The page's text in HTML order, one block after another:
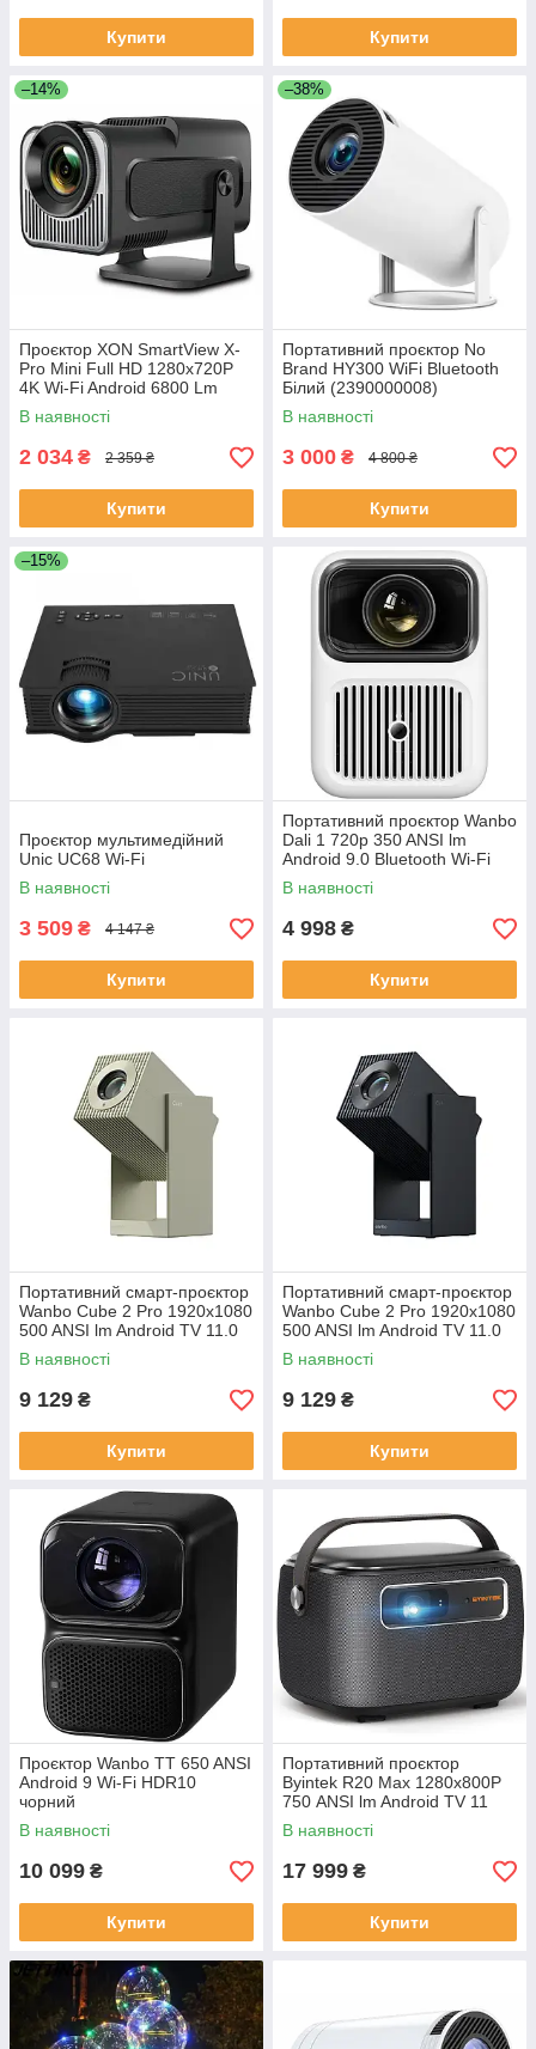
Купити Купити
–14%
Проєктор XON SmartView X-
Pro Mini Full HD 1280х720Р
4K Wi-Fi Android 6800 Lm
Чорний (XVPU1207AB 3565)
В наявності
2 034 ₴ 2 359 ₴
Купити
–38%
Портативний проєктор No
Brand HY300 WiFi Bluetooth
Білий (2390000008)
В наявності
3 000 ₴ 4 800 ₴
Купити
–15%
Проєктор мультимедійний
Unic UC68 Wi-Fi
В наявності
3 509 ₴ 4 147 ₴
Купити
Портативний проєктор Wanbo
Dali 1 720p 350 ANSI lm
Android 9.0 Bluetooth Wi-Fi
White (2080)
В наявності
4 998 ₴
Купити
Портативний смарт-проєктор
Wanbo Cube 2 Pro 1920x1080
500 ANSI lm Android TV 11.0
Wi-Fi Bluetooth Зелений
(2307)
В наявності
9 129 ₴
Купити
Портативний смарт-проєктор
Wanbo Cube 2 Pro 1920x1080
500 ANSI lm Android TV 11.0
Wi-Fi Bluetooth Темно-синій
(002308)
В наявності
9 129 ₴
Купити
Проєктор Wanbo TT 650 ANSI
Android 9 Wi-Fi HDR10
чорний
В наявності
10 099 ₴
Купити
Портативний проєктор
Byintek R20 Max 1280x800Р
750 ANSI lm Android TV 11
Wi-Fi Bluetooth 15600 мА·год
Чорний (2077)
В наявності
17 999 ₴
Купити